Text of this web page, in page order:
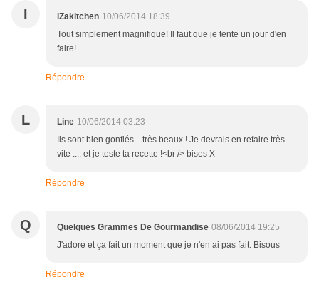
I iZakitchen 10/06/2014 18:39
Tout simplement magnifique! Il faut que je tente un jour d'en
faire!
Répondre
L Line 10/06/2014 03:23
Ils sont bien gonflés... très beaux ! Je devrais en refaire très
vite .... et je teste ta recette !<br /> bises X
Répondre
Q Quelques Grammes De Gourmandise 08/06/2014 19:25
J'adore et ça fait un moment que je n'en ai pas fait. Bisous
Répondre